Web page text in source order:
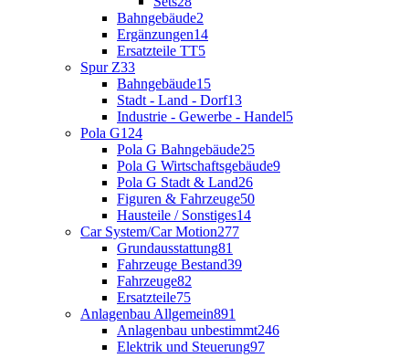
Bahngebäude2
Ergänzungen14
Ersatzteile TT5
Spur Z33
Bahngebäude15
Stadt - Land - Dorf13
Industrie - Gewerbe - Handel5
Pola G124
Pola G Bahngebäude25
Pola G Wirtschaftsgebäude9
Pola G Stadt & Land26
Figuren & Fahrzeuge50
Hausteile / Sonstiges14
Car System/Car Motion277
Grundausstattung81
Fahrzeuge Bestand39
Fahrzeuge82
Ersatzteile75
Anlagenbau Allgemein891
Anlagenbau unbestimmt246
Elektrik und Steuerung97